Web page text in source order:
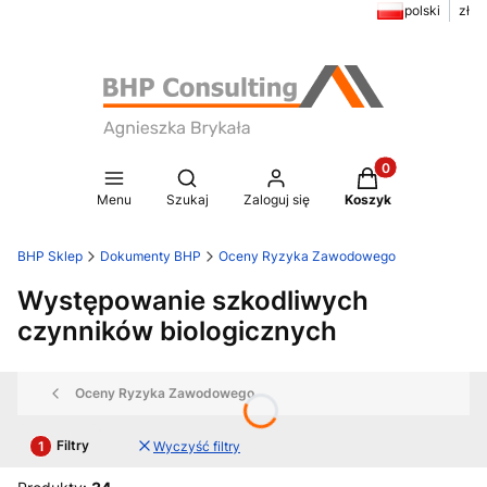
polski zł
Menu
Otwórz wyszukiwarkę
Szukaj Zaloguj się
Produkty w
Koszyk
BHP Sklep Dokumenty BHP Oceny Ryzyka Zawodowego
Występowanie szkodliwych
czynników biologicznych
Oceny Ryzyka Zawodowego
Filtry Wyczyść filtry